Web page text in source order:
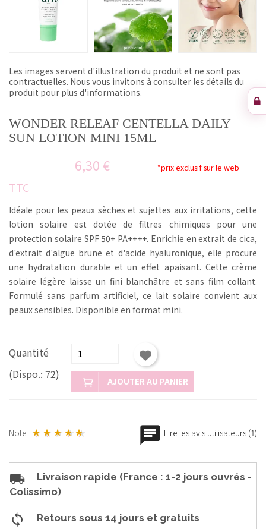
Les images servent d'illustration du produit et ne sont pas
contractuelles. Nous vous invitons à consulter les détails du
produit pour plus d'informations.
WONDER RELEAF CENTELLA DAILY
SUN LOTION MINI 15ML
6,30 € *prix exclusif sur le web
TTC
Idéale pour les peaux sèches et sujettes aux irritations, cette
lotion solaire est dotée de filtres chimiques pour une
protection solaire SPF 50+ PA++++. Enrichie en extrait de cica,
d'extrait d'algue brune et d'acide hyaluronique, elle procure
une hydratation durable et un effet apaisant. Cette crème
solaire légère laisse un fini blanchâtre et sans film collant.
Formulé sans parfum artificiel, ce lait solaire convient aux
peaux sensibles. Disponible en format mini.
Quantité
(Dispo.: 72)
AJOUTER AU PANIER
Note Lire les avis utilisateurs (1)
Livraison rapide (France : 1-2 jours ouvrés -
Colissimo)
Retours sous 14 jours et gratuits